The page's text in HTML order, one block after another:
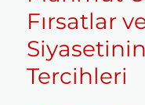
Fırsatlar
Tercihleri